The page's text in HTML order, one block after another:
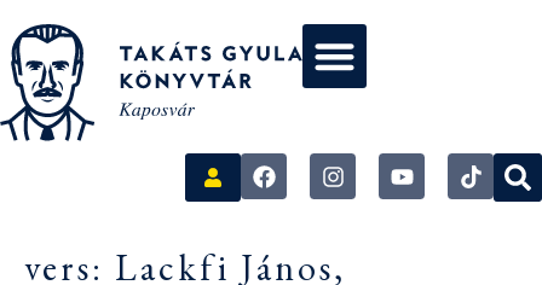
vers: Lackfi János,